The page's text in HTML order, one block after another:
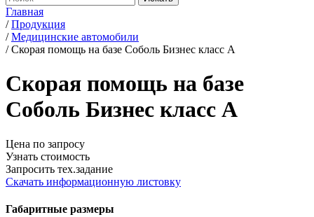
Главная
/ Продукция
/ Медицинские автомобили
/ Скорая помощь на базе Соболь Бизнес класс А
Скорая помощь на базе
Соболь Бизнес класс А
Цена по запросу
Узнать стоимость
Запросить тех.задание
Скачать информационную листовку
Габаритные размеры